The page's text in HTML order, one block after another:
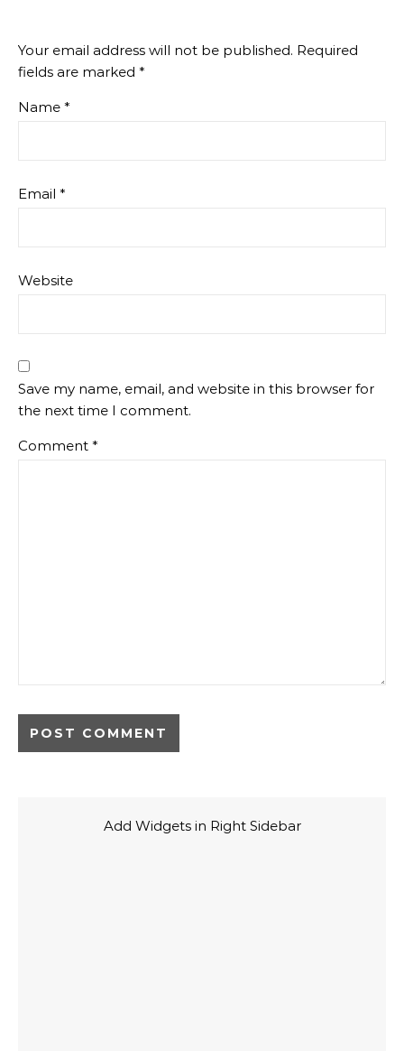
Your email address will not be published. Required
fields are marked *
Name *
Email *
Website
Save my name, email, and website in this browser for
the next time I comment.
Comment *
Add Widgets in Right Sidebar